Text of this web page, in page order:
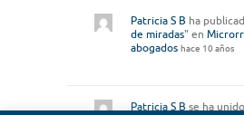
Patricia S B ha
de miradas" en
abogados hace 10 años
Patricia S B se ha